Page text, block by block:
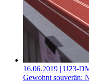
16.06.2019 | U23-
Gewohnt souverän: